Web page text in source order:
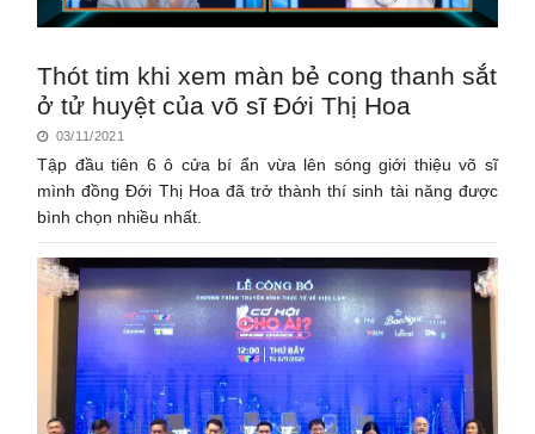
Thót tim khi xem màn bẻ cong thanh sắt
ở tử huyệt của võ sĩ Đới Thị Hoa
03/11/2021
Tập đầu tiên 6 ô cửa bí ẩn vừa lên sóng giới thiệu võ sĩ
mình đồng Đới Thị Hoa đã trở thành thí sinh tài năng được
bình chọn nhiều nhất.